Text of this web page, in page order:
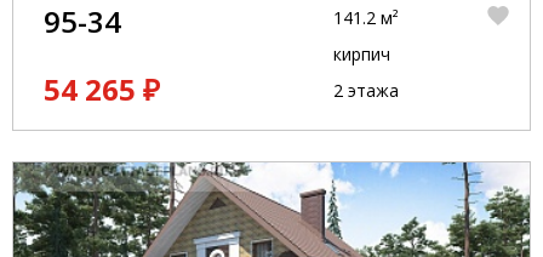
95-34
54 265 ₽
141.2 м²
кирпич
2 этажа